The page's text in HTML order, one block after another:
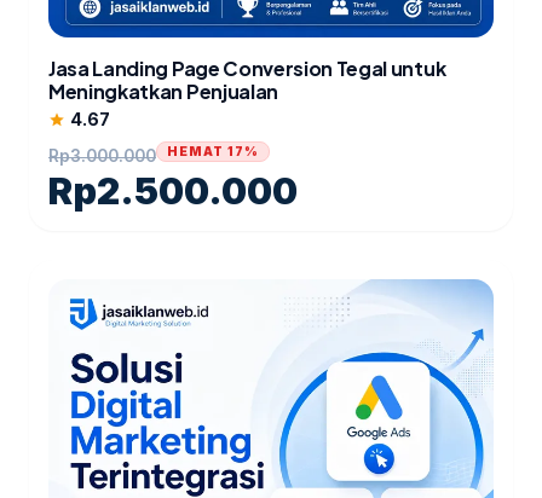
Jasa Landing Page Conversion Tegal untuk
Meningkatkan Penjualan
star 4.67
Rp3.000.000
Rp2.500.000
HEMAT 17%